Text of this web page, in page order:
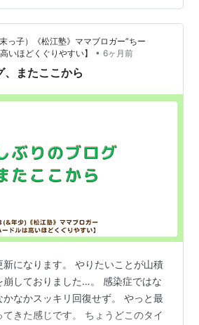
やっぱりある。 でも、そういうこと
る必要ありますか？」 「できなくて
言ってしまう子がいる。 そして、…
っ子）《松江塾》ママブロガー”ちー
いほどくぐりやすい】
• 6ヶ月前
、またここから
新になります。 やりたいことが山積
崩しておりました…。 感染症ではな
なかスッキリ回復せず。 やっと最
きた感じです。 ちょうどこのタイ